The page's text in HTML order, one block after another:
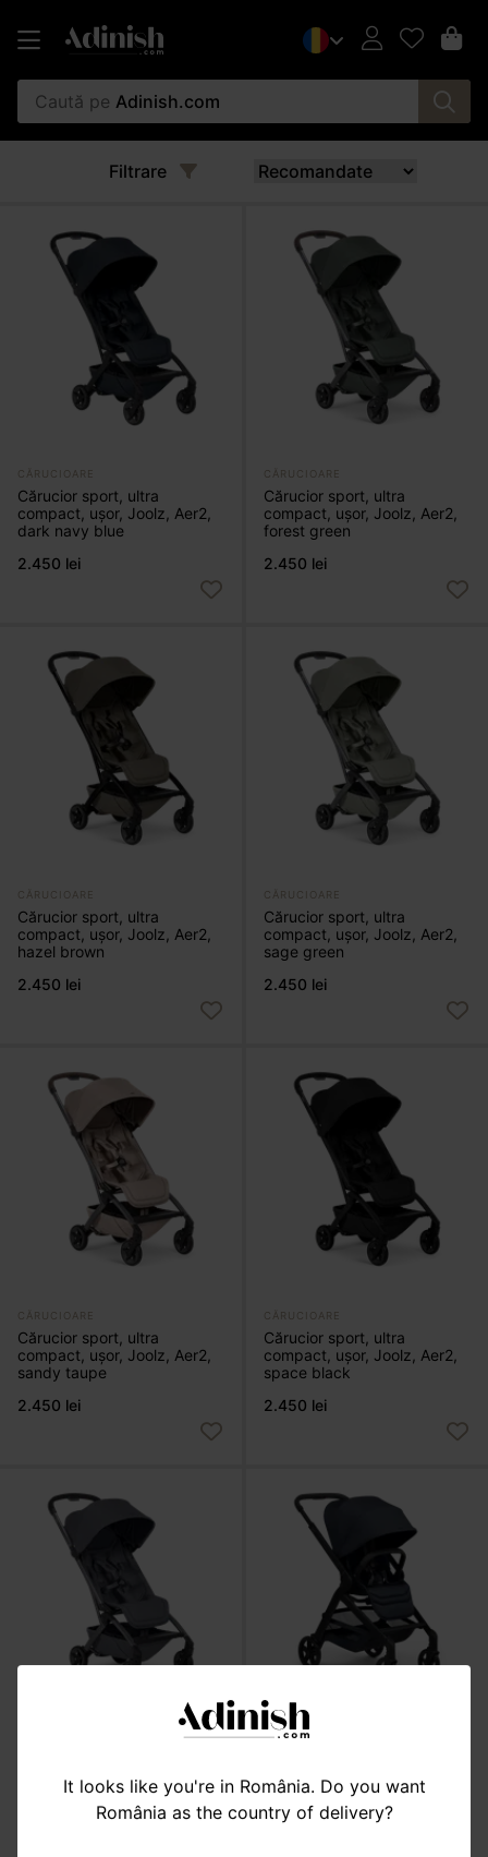
Caută pe Adinish.com
Filtrare
CĂRUCIOARE
Cărucior sport, ultra
compact, ușor, Joolz, Aer2,
dark navy blue
2.450 lei
CĂRUCIOARE
Cărucior sport, ultra
compact, ușor, Joolz, Aer2,
forest green
2.450 lei
CĂRUCIOARE
Cărucior sport, ultra
compact, ușor, Joolz, Aer2,
hazel brown
2.450 lei
CĂRUCIOARE
Cărucior sport, ultra
compact, ușor, Joolz, Aer2,
sage green
2.450 lei
CĂRUCIOARE
Cărucior sport, ultra
compact, ușor, Joolz, Aer2,
sandy taupe
2.450 lei
CĂRUCIOARE
Cărucior sport, ultra
compact, ușor, Joolz, Aer2,
space black
2.450 lei
compact, ușor, Joolz, Aer2,
stone grey
CĂRUCIOARE
Joolz, Hub2, dark navy blue
4.100 lei
It looks like you're in România. Do you want
România as the country of delivery?